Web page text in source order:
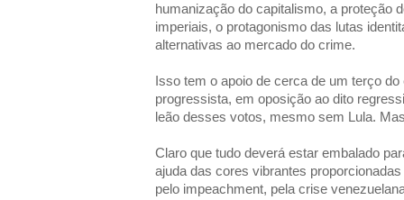
humanização do capitalismo, a proteção
imperiais, o protagonismo das lutas
alternativas ao mercado do crime.
Isso tem o apoio de cerca de um terço do
progressista, em oposição ao dito
leão desses votos, mesmo sem Lula.
Claro que tudo deverá estar embalado
ajuda das cores vibrantes
pelo impeachment, pela crise